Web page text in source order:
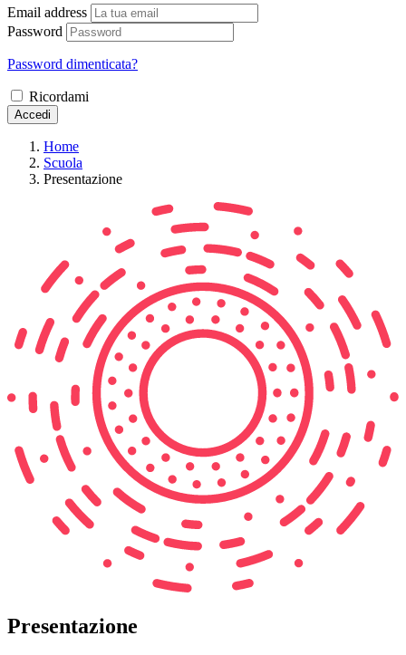
Email address
Password
Password dimenticata?
Ricordami
Accedi
Home
Scuola
Presentazione
Presentazione